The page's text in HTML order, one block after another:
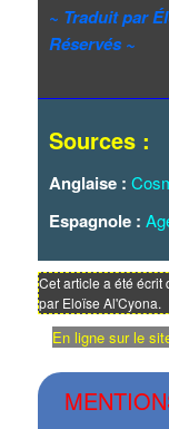
~ Traduit par
Réservés ~
Sources :
Anglaise :
Espagnole :
Cet article a été écrit
par Eloïse Al'Cyona.
En ligne sur le